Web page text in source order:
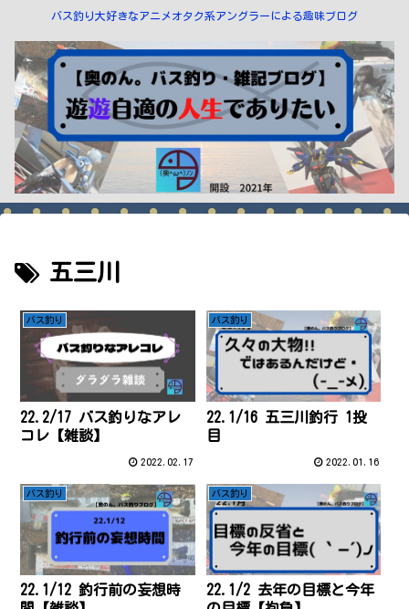
バス釣り大好きなアニメオタク系アングラーによる趣味ブログ
五三川
バス釣り
22.2/17 バス釣りなアレ
コレ【雑談】
2022.02.17
バス釣り
22.1/16 五三川釣行 1投
目
2022.01.16
バス釣り
22.1/12 釣行前の妄想時
バス釣り
22.1/2 去年の目標と今年